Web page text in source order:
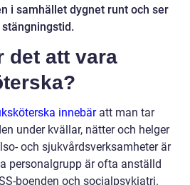
i samhället dygnet runt och ser
det att vara
innebäratt man tar
under kvällar, nätter och helger
och sjukvårdsverksamheter är
personalgrupp är ofta anställd
boenden och socialpsykiatri.